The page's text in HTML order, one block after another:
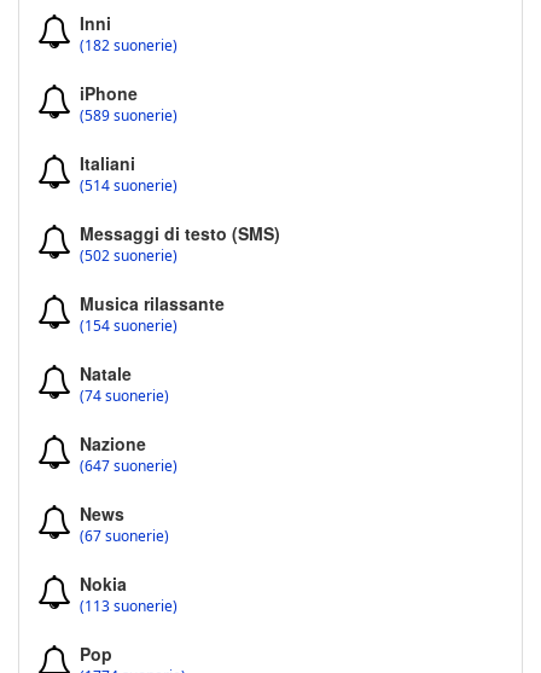
Inni
(182 suonerie)
iPhone
(589 suonerie)
Italiani
(514 suonerie)
Messaggi di testo (SMS)
(502 suonerie)
Musica rilassante
(154 suonerie)
Natale
(74 suonerie)
Nazione
(647 suonerie)
News
(67 suonerie)
Nokia
(113 suonerie)
Pop